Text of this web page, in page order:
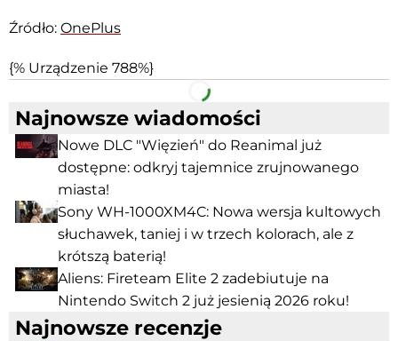
Źródło: OnePlus
{% Urządzenie 788%}
Facebook Telegram
Najnowsze wiadomości
Nowe DLC "Więzień" do Reanimal już
dostępne: odkryj tajemnice zrujnowanego
miasta!
Sony WH-1000XM4C: Nowa wersja kultowych
słuchawek, taniej i w trzech kolorach, ale z
krótszą baterią!
Aliens: Fireteam Elite 2 zadebiutuje na
Nintendo Switch 2 już jesienią 2026 roku!
Najnowsze recenzje